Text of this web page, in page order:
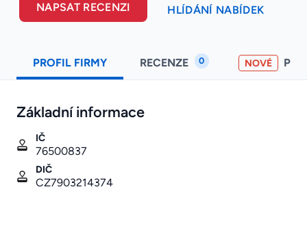
NAPSAT RECENZI HLÍDÁNÍ NABÍDEK
PROFIL FIRMY RECENZE 0 NOVÉ
Základní informace
IČ
76500837
DIČ
CZ7903214374